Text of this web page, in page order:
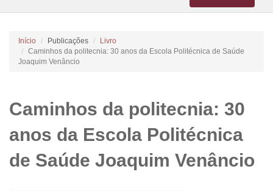
navigation
Início Publicações
Livro
Caminhos da politecnia: 30 anos da Escola Politécnica de Saúde
Joaquim Venâncio
Caminhos da politecnia: 30
anos da Escola Politécnica
de Saúde Joaquim Venâncio